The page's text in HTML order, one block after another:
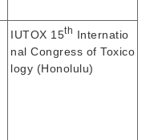
IUTOX 15th Internatio
nal Congress of Toxico
logy (Honolulu)